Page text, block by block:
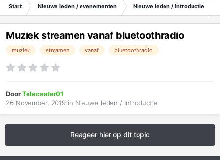
Start Nieuwe leden / evenementen Nieuwe leden / Introductie
Muziek streamen vanaf bluetoothradio
muziek streamen vanaf bluetoothradio
DoorTelecaster01
26 November, 2019 in Nieuwe leden / Introductie
Reageer hier op dit topic